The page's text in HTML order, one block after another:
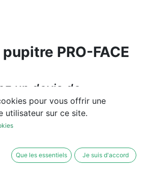
PRO-FACE
un devis de
vente, un
site?
pour vous offrir une
utilisateur sur ce site.
Que les essentiels Je suis d'accord